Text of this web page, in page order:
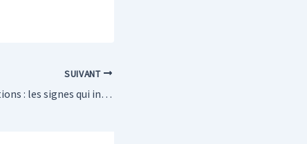
SUIVANT
Curage de canalisations : les signes qui indiquent qu’il est temps d’agir